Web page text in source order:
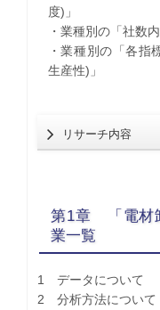
度)」
・業種別の「社数
・業種別の「各指
生産性)」
リサーチ内容
第1章 「電材
業一覧
1 データについて
2 分析方法について